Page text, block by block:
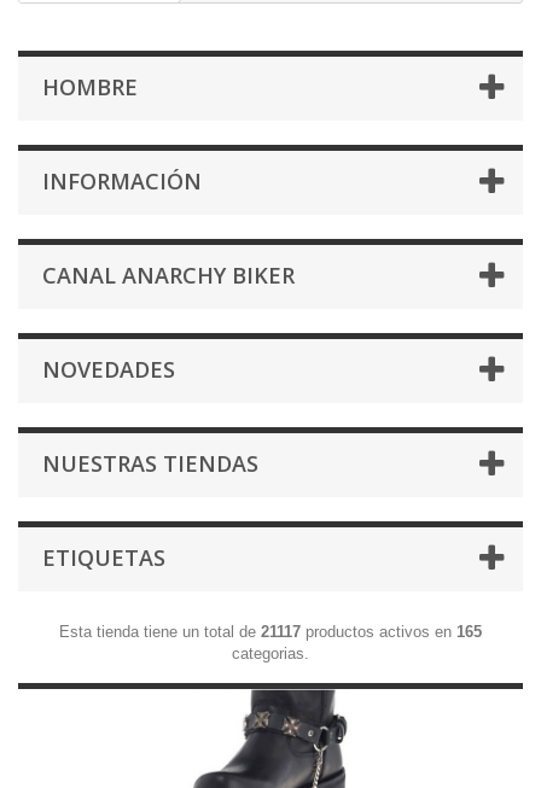
HOMBRE
INFORMACIÓN
CANAL ANARCHY BIKER
NOVEDADES
NUESTRAS TIENDAS
ETIQUETAS
Esta tienda tiene un total de 21117 productos activos en 165
categorias.